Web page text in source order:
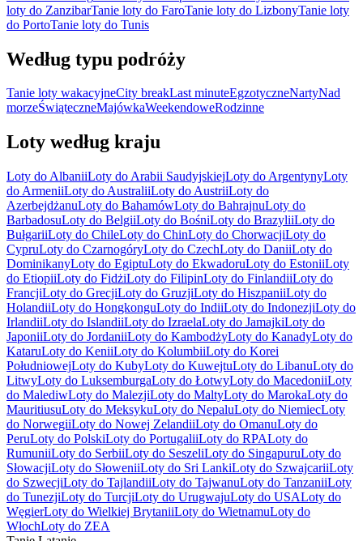
loty do ZanzibarTanie loty do FaroTanie loty do LizbonyTanie loty
do PortoTanie loty do Tunis
Według typu podróży
Tanie loty wakacyjneCity breakLast minuteEgzotyczneNartyNad
morzeŚwiąteczneMajówkaWeekendoweRodzinne
Loty według kraju
Loty do AlbaniiLoty do Arabii SaudyjskiejLoty do ArgentynyLoty
do ArmeniiLoty do AustraliiLoty do AustriiLoty do
AzerbejdżanuLoty do BahamówLoty do BahrajnuLoty do
BarbadosuLoty do BelgiiLoty do BośniLoty do BrazyliiLoty do
BułgariiLoty do ChileLoty do ChinLoty do ChorwacjiLoty do
CypruLoty do CzarnogóryLoty do CzechLoty do DaniiLoty do
DominikanyLoty do EgiptuLoty do EkwadoruLoty do EstoniiLoty
do EtiopiiLoty do FidżiLoty do FilipinLoty do FinlandiiLoty do
FrancjiLoty do GrecjiLoty do GruzjiLoty do HiszpaniiLoty do
HolandiiLoty do HongkonguLoty do IndiiLoty do IndonezjiLoty do
IrlandiiLoty do IslandiiLoty do IzraelaLoty do JamajkiLoty do
JaponiiLoty do JordaniiLoty do KambodżyLoty do KanadyLoty do
KataruLoty do KeniiLoty do KolumbiiLoty do Korei
PołudniowejLoty do KubyLoty do KuwejtuLoty do LibanuLoty do
LitwyLoty do LuksemburgaLoty do ŁotwyLoty do MacedoniiLoty
do MalediwLoty do MalezjiLoty do MaltyLoty do MarokaLoty do
MauritiusuLoty do MeksykuLoty do NepaluLoty do NiemiecLoty
do NorwegiiLoty do Nowej ZelandiiLoty do OmanuLoty do
PeruLoty do PolskiLoty do PortugaliiLoty do RPALoty do
RumuniiLoty do SerbiiLoty do SeszeliLoty do SingapuruLoty do
SłowacjiLoty do SłoweniiLoty do Sri LankiLoty do SzwajcariiLoty
do SzwecjiLoty do TajlandiiLoty do TajwanuLoty do TanzaniiLoty
do TunezjiLoty do TurcjiLoty do UrugwajuLoty do USALoty do
WęgierLoty do Wielkiej BrytaniiLoty do WietnamuLoty do
WłochLoty do ZEA